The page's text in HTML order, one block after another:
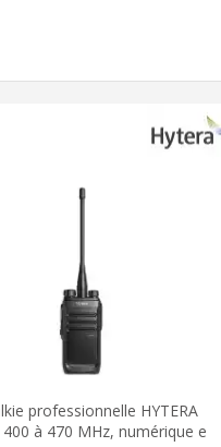
professionnelle HYTERA
à 470 MHz, numérique e